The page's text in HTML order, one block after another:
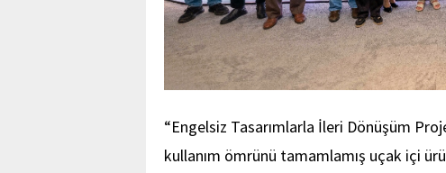
“Engelsiz Tasarımlarla İleri Dönüşüm
kullanım ömrünü tamamlamış uçak içi